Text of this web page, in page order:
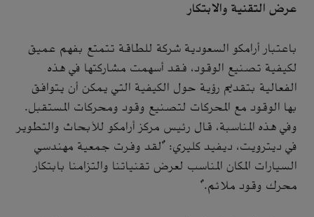
عرض التقنية والابتكار
باعتبار أرامكو السعودية شركة للطاقة تتمتع بفهم عميق
لكيفية تصنيع الوقود، فقد أسهمت مشاركتها في هذه
الفعالية بتقديم رؤية حول الكيفية التي يمكن أن يتوافق
بها الوقود مع المحركات لتصنيع وقود ومحركات المستقبل.
وفي هذه المناسبة، قال رئيس مركز أرامكو للأبحاث والتطوير
في ديترويت، ديفيد كليري: "لقد وفرت جمعية مهندسي
السيارات المكان المناسب لعرض تقنياتنا والتزامنا بابتكار
محرك وقود ملائم."